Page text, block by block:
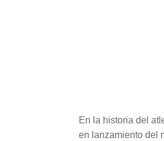
En la historia del
en lanzamiento del